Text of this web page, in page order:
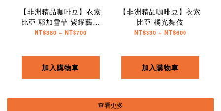
【非洲精品咖啡豆】衣索
比亞 耶加雪菲 紫耀藝伎
G1
NT$380 ~ NT$700
加入購物車
【非洲精品咖啡豆】衣索
比亞 橘光舞伎
NT$330 ~ NT$600
加入購物車
查看更多